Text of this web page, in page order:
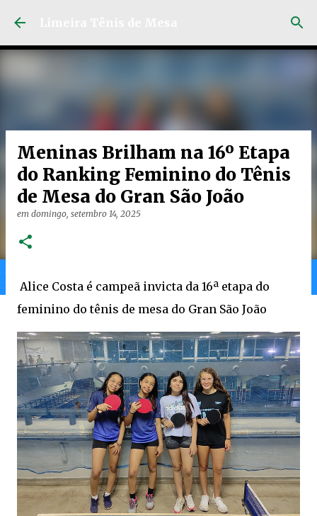
Home Limeira Gran Ranking
Meninas Brilham na 16º Etapa
do Ranking Feminino do Tênis
de Mesa do Gran São João
em domingo, setembro 14, 2025
Alice Costa é campeã invicta da 16ª etapa do
feminino do tênis de mesa do Gran São João